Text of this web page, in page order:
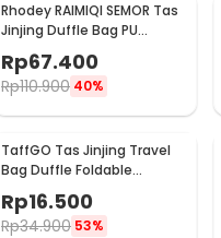
Rhodey RAIMIQI SEMOR Tas
Jinjing Duffle Bag PU
Leather Unisex 20 Inch
Black Gray Grid - C01
Rp67.400
Rp110.900 40%
TaffGO Tas Jinjing Travel
Bag Duffle Foldable
Waterproof 480mm - B20
Rp16.500
Rp34.900 53%